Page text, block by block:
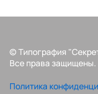
© Типография
Все права защищены.
Политика